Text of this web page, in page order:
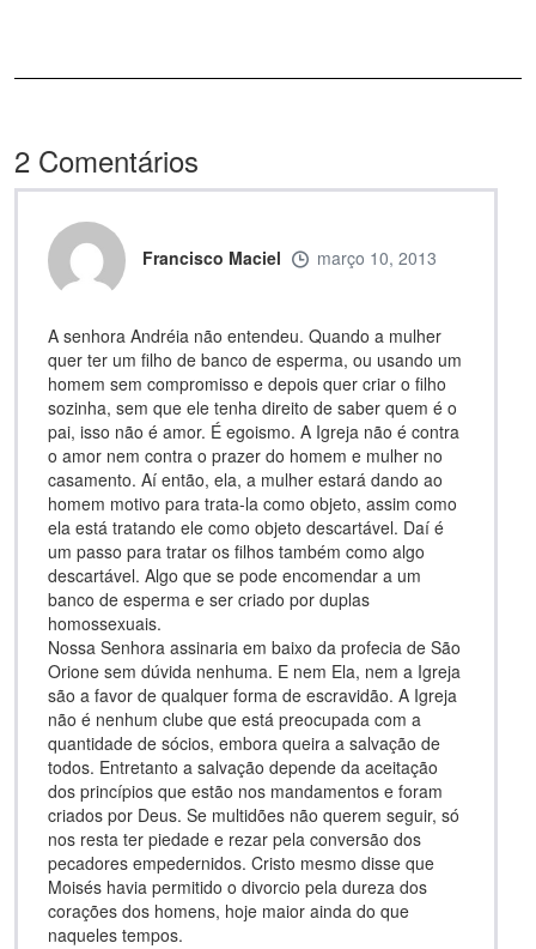
2 Comentários
Francisco Maciel março 10, 2013
A senhora Andréia não entendeu. Quando a mulher
quer ter um filho de banco de esperma, ou usando um
homem sem compromisso e depois quer criar o filho
sozinha, sem que ele tenha direito de saber quem é o
pai, isso não é amor. É egoismo. A Igreja não é contra
o amor nem contra o prazer do homem e mulher no
casamento. Aí então, ela, a mulher estará dando ao
homem motivo para trata-la como objeto, assim como
ela está tratando ele como objeto descartável. Daí é
um passo para tratar os filhos também como algo
descartável. Algo que se pode encomendar a um
banco de esperma e ser criado por duplas
homossexuais.
Nossa Senhora assinaria em baixo da profecia de São
Orione sem dúvida nenhuma. E nem Ela, nem a Igreja
são a favor de qualquer forma de escravidão. A Igreja
não é nenhum clube que está preocupada com a
quantidade de sócios, embora queira a salvação de
todos. Entretanto a salvação depende da aceitação
dos princípios que estão nos mandamentos e foram
criados por Deus. Se multidões não querem seguir, só
nos resta ter piedade e rezar pela conversão dos
pecadores empedernidos. Cristo mesmo disse que
Moisés havia permitido o divorcio pela dureza dos
corações dos homens, hoje maior ainda do que
naqueles tempos.